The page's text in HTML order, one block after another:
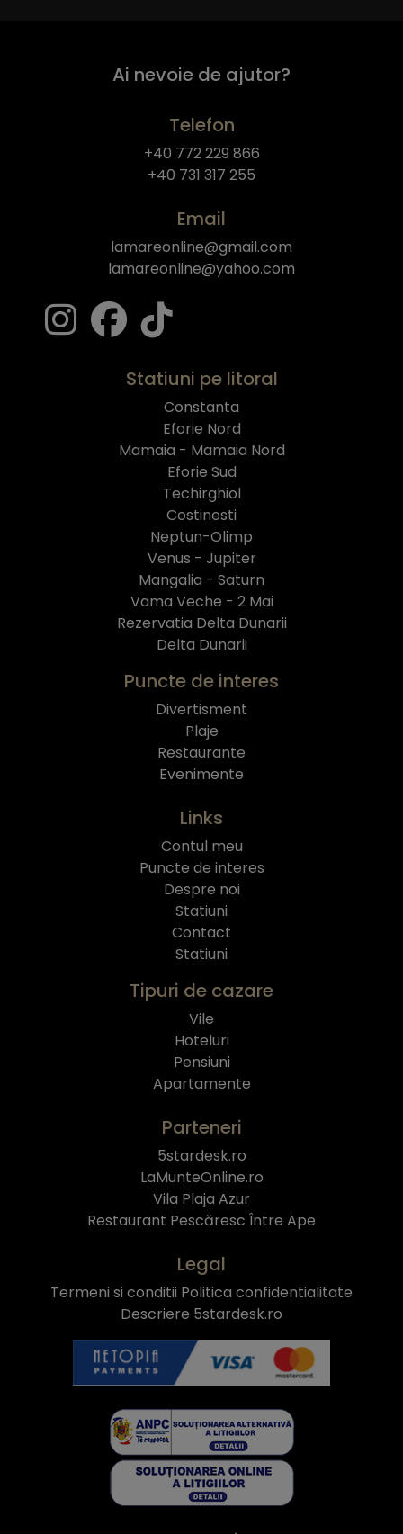
Ai nevoie de ajutor?
Telefon
+40 772 229 866
+40 731 317 255
Email
lamareonline@gmail.com
lamareonline@yahoo.com
Statiuni pe litoral
Constanta
Eforie Nord
Mamaia - Mamaia Nord
Eforie Sud
Techirghiol
Costinesti
Neptun-Olimp
Venus - Jupiter
Mangalia - Saturn
Vama Veche - 2 Mai
Rezervatia Delta Dunarii
Delta Dunarii
Puncte de interes
Divertisment
Plaje
Restaurante
Evenimente
Links
Contul meu
Puncte de interes
Despre noi
Statiuni
Contact
Statiuni
Tipuri de cazare
Vile
Hoteluri
Pensiuni
Apartamente
Parteneri
5stardesk.ro
LaMunteOnline.ro
Vila Plaja Azur
Restaurant Pescăresc Între Ape
Legal
Termeni si conditii Politica confidentialitate
Descriere 5stardesk.ro